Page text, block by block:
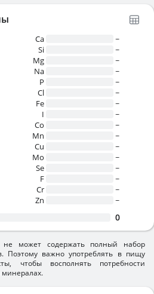
Ca
~
Si
~
Mg
~
Na
~
P
~
Cl
~
Fe
~
I
~
Co
~
Mn
~
Cu
~
Mo
~
Se
~
F
~
Cr
~
Zn
~
0
не может содержать полный набор
Поэтому важно употреблять в пищу
чтобы восполнять потребности